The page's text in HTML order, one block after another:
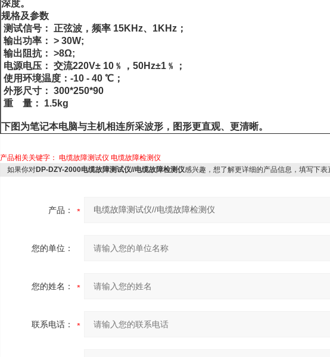
深度。
规格及参数
测试信号： 正弦波，频率 15KHz、1KHz；
输出功率： > 30W;
输出阻抗： >8Ω;
电源电压： 交流220V± 10﹪，50Hz±1﹪；
使用环境温度：-10 - 40 ℃；
外形尺寸： 300*250*90
重 量： 1.5kg
下图为笔记本电脑与主机相连所采波形，图形更直观、更清晰。
产品相关关键字： 电缆故障测试仪 电缆故障检测仪
如果你对DP-DZY-2000电缆故障测试仪//电缆故障检测仪感兴趣，想了解更详细的产品信息，填写下表
产品：
您的单位：
您的姓名：
联系电话：